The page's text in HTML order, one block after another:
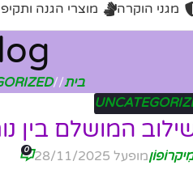
מגני הוקרה מוצרי הגנה
בית/
מִיקרוֹפוֹןמופעל 28/11/2025 0